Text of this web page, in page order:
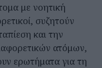
με νοητική
συζητούν
και την
ατόμων,
ερωτήματα για τη